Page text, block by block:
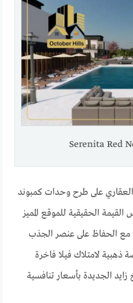
على طرح وحدات كمبوند
الحقيقية للموقع المميز
مع الحفاظ على عنصر الجذب
ذهبية لامتلاك فيلا فاخرة
الجديدة بأسعار تنافسية